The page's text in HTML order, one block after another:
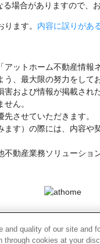
場合がありますので、
ます。 内容に誤りがあ
アットホーム不動産情
、最大限の努力をし
および情報が掲載さ
ん。
させていただきます。
す）の際には、内容
不動産業務ソリューショ
。
and quality of our site and
through cookies at your